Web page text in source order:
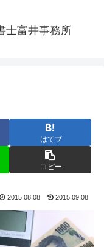
士富井事務所
はてブ
コピー
2015.08.08 2015.09.08